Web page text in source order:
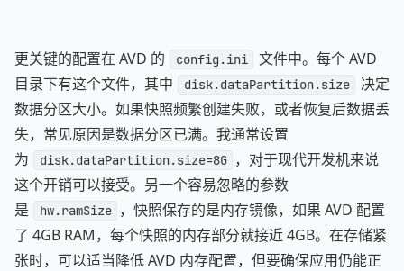
更关键的配置在 AVD 的 config.ini
文件中。每个 AVD
目录下有这个文件，其中
disk.dataPartition.size
决定
数据分区大小。如果快照频繁创建失败，或者恢复后数据丢
失，常见原因是数据分区已满。我通常设置
为
disk.dataPartition.size=8G ，对于现代开发机来说
这个开销可以接受。另一个容易忽略的参数
是
hw.ramSize ，快照保存的是内存镜像，如果 AVD 配置
了 4GB RAM，每个快照的内存部分就接近 4GB。在存储紧
张时，可以适当降低 AVD 内存配置，但要确保应用仍能正